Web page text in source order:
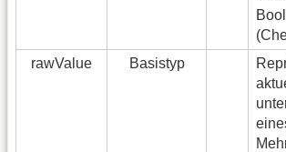
rawValue
Basistyp